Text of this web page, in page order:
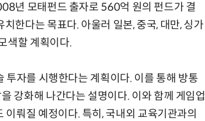
년 모태펀드 출자로 560억 원의 펀드가 결
한다는 목표다. 아울러 일본, 중국, 대만, 싱가
색할 계획이다.
자를 시행한다는 계획이다. 이를 통해 방통
강화해 나간다는 설명이다. 이와 함께 게임업
뤄질 예정이다. 특히, 국내외 교육기관과의